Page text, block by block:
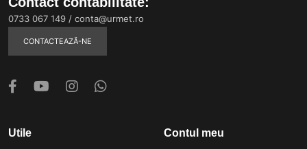
0733 067 149 / conta@urmet.ro
CONTACTEAZĂ-NE
Utile Contul meu